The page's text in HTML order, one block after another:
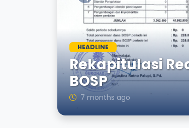
HEADLINE
Rekapitulasi
BOSP
7 months ago